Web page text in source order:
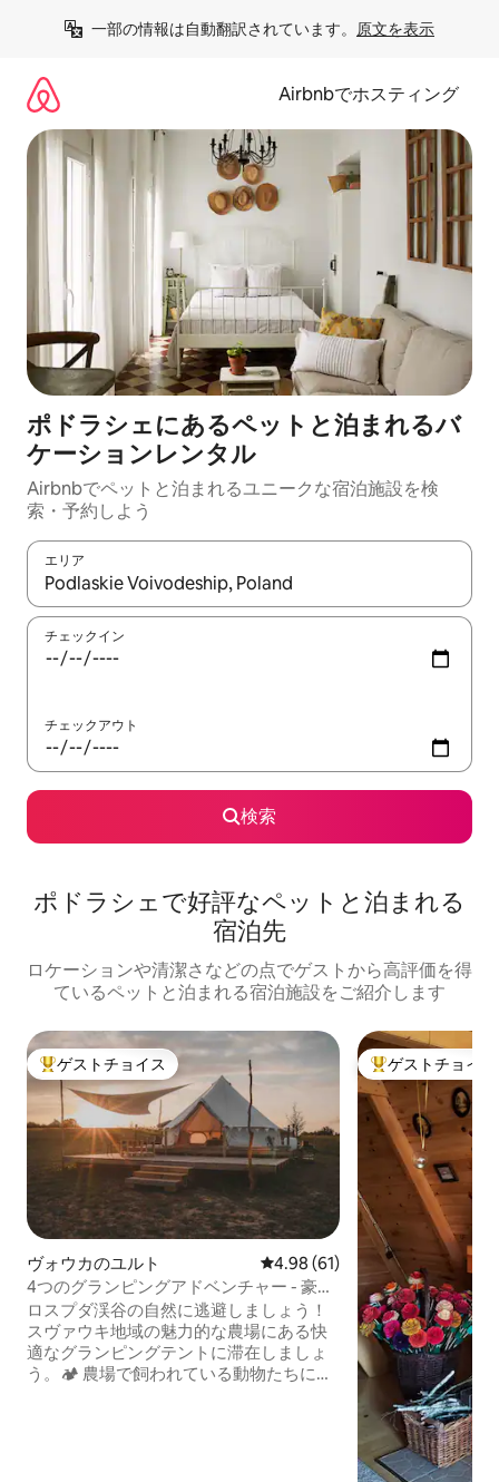
一部の情報は自動翻訳されています。 原文を表示
Airbnbでホスティング
ポドラシェにあるペットと泊まれるバ
ケーションレンタル
Airbnbでペットと泊まれるユニークな宿泊施設を検
索・予約しよう
エリア
検索結果が表示されたら、上下の矢印キーを使って移動するか
チェックイン
チェックアウト
検索
ポドラシェで好評なペットと泊まれる
宿泊先
ロケーションや清潔さなどの点でゲストから高評価を得
ているペットと泊まれる宿泊施設をご紹介します
大好評のゲストチョイスです。
ゲストチョイス
ヴォウカのユルト レビュー61件、5つ星中4.98つ
4.98 (61)
4つのグランピングアドベンチャー - 豪華
なベルテントでの滞在
ロスプダ渓谷の自然に逃避しましょう！
スヴァウキ地域の魅力的な農場にある快
適なグランピングテントに滞在しましょ
う。🏕️ 農場で飼われている動物たちに会
大好評のゲスト
ゲストチョイス